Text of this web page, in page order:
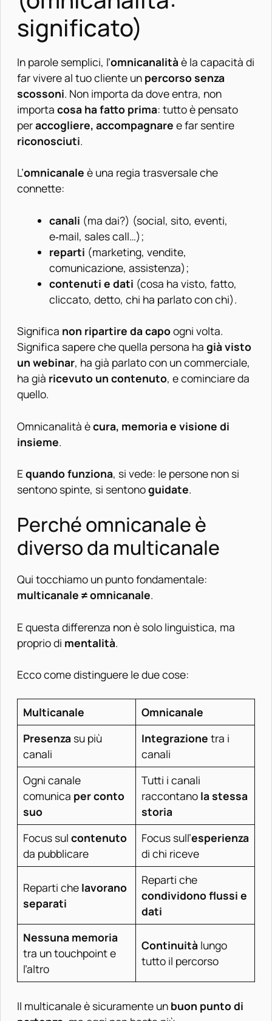
significato)
In parole semplici, l’omnicanalità è la capacità di
far vivere al tuo cliente unpercorso senza
scossoni. Non importa da dove entra, non
importa cosa ha fatto prima: tutto è pensato
peraccogliere, accompagnare e far sentire
riconosciuti.
L’omnicanale è una regia trasversale che
connette:
canali (ma dai?) (social, sito, eventi,
e‑mail, sales call…);
reparti (marketing, vendite,
comunicazione, assistenza);
contenuti e dati (cosa ha visto, fatto,
cliccato, detto, chi ha parlato con chi).
Significa non ripartire da capoogni volta.
Significa sapere che quella persona ha già visto
un webinar, ha già parlato con un commerciale,
ha già ricevuto un contenuto, e cominciare da
quello.
Omnicanalità ècura, memoria e visione di
insieme.
Equando funziona, si vede: le persone non si
sentono spinte, si sentonoguidate.
Perché omnicanale è
diverso da multicanale
Qui tocchiamo un punto fondamentale:
multicanale ≠ omnicanale.
E questa differenza non è solo linguistica, ma
proprio di mentalità.
Ecco come distinguere le due cose:
Multicanale
Omnicanale
Presenza su più
canali
Integrazione tra i
canali
Ogni canale
comunica per conto
suo
Tutti i canali
raccontano la stessa
storia
Focus sul contenuto
da pubblicare
Focus sull’esperienza
di chi riceve
Reparti che lavorano
separati
Reparti che
condividono flussi e
dati
Nessuna memoria
tra un touchpoint e
l’altro
Continuità lungo
tutto il percorso
Il multicanale è sicuramente un buon punto di